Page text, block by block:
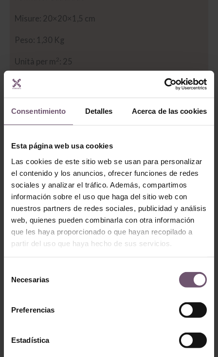
Consentimiento Detalles Acerca de las cookies
Esta página web usa cookies
Las cookies de este sitio web se usan para personalizar
el contenido y los anuncios, ofrecer funciones de redes
sociales y analizar el tráfico. Además, compartimos
información sobre el uso que haga del sitio web con
nuestros partners de redes sociales, publicidad y análisis
web, quienes pueden combinarla con otra información
que les haya proporcionado o que hayan recopilado a
partir del uso que haya hecho de sus servicios.
Necesarias
Preferencias
Estadística
Misure: 20×20×1,5 cm
Peso: 1,30 Kg
Unità per m 2: 25
Descrizione
Richiesta di preventivo
Prodotti Correlati
Hidráulica Mod
LEGGI TUTTO
Baldosa Hidráulica